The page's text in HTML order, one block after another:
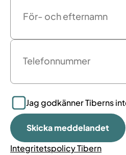
För- och efternamn
Telefonnummer
Jag godkänner Tiberns
Integritetspolicy Tibern